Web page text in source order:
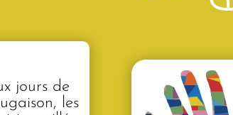
jours de
les